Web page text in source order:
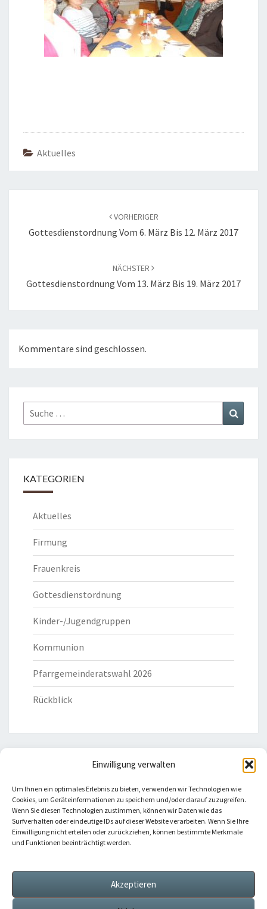
Einwilligung verwalten
Um Ihnen ein optimales Erlebnis zu bieten, verwenden wir Technologien wie
Cookies, um Geräteinformationen zu speichern und/oder darauf zuzugreifen.
Wenn Sie diesen Technologien zustimmen, können wir Daten wie das
Surfverhalten oder eindeutige IDs auf dieser Website verarbeiten. Wenn Sie Ihre
Einwilligung nicht erteilen oder zurückziehen, können bestimmte Merkmale
und Funktionen beeinträchtigt werden.
Akzeptieren
Aktuelles
VORHERIGER
Gottesdienstordnung Vom 6. März Bis 12. März 2017
NÄCHSTER
Gottesdienstordnung Vom 13. März Bis 19. März 2017
Kommentare sind geschlossen.
Suche
nach:
KATEGORIEN
Aktuelles
Firmung
Frauenkreis
Gottesdienstordnung
Kinder-/Jugendgruppen
Kommunion
Pfarrgemeinderatswahl 2026
Rückblick
Bistum Eichstätt
Caritas Verband